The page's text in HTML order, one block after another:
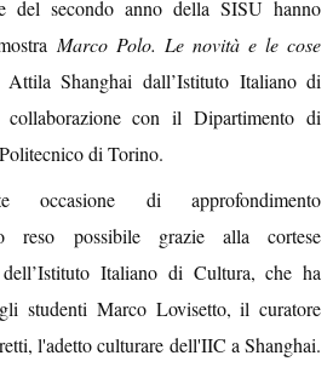
secondo anno della SISU hanno
Marco Polo. Le novità e le cose
Shanghaidall’Istituto Italiano di
con il Dipartimento di
di Torino.
occasione di approfondimento
reso possibile grazie alla cortese
Italiano di Cultura, che ha
studentiMarco Lovisetto, il curatore
l'adetto culturare dell'IIC a Shanghai.